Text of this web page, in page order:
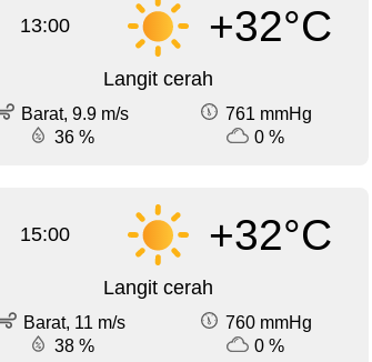
13:00 +32°C
Langit cerah
Barat, 9.9 m/s
761 mmHg
36 %
0 %
15:00 +32°C
Langit cerah
Barat, 11 m/s
760 mmHg
38 %
0 %